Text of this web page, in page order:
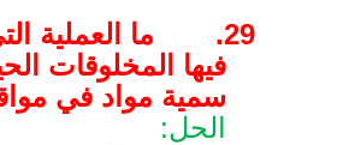
29.
ما العملية
فيها المخلوقات
سمية مواد في
الحل: